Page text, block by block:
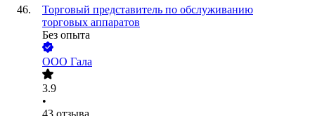
Торговый представитель по обслуживанию
торговых аппаратов
Без опыта
ООО Гала
3.9
•